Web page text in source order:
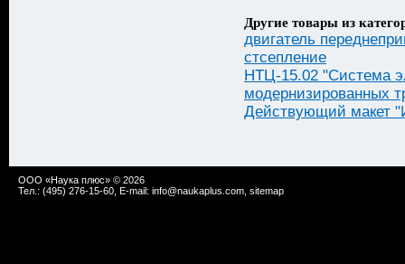
Другие товары из
двигатель
стсепление
НТЦ-15.02 "Система
модернизированных
Действующий макет
ООО «Наука плюс» © 2026
Тел.: (495) 276-15-60, E-mail: info@naukaplus.com sitemap